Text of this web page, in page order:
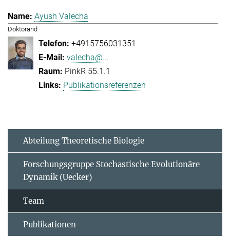
Ayush Valecha
Doktorand
+4915756031351
valecha@...
PinkR 55.1.1
Publikationsreferenzen
Abteilung Theoretische Biologie
Forschungsgruppe Stochastische Evolutionäre
Dynamik (Uecker)
Team
Publikationen